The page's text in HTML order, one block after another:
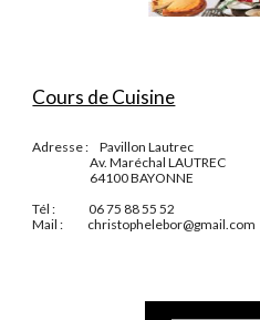
Cours de Cuisine
Adresse :     Pavillon Lautrec
                          Av. Maréchal LAUTREC
                          64100 BAYONNE
Tél :               06 75 88 55 52
Mail :           christophelebor@gmail.com